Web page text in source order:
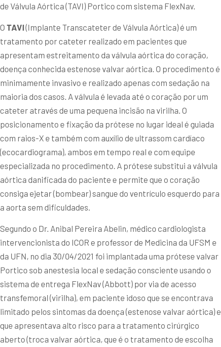
de Válvula Aórtica (TAVI) Portico com sistema FlexNav.
O TAVI(Implante Transcateter de Válvula Aórtica) é um
tratamento por cateter realizado em pacientes que
apresentam estreitamento da válvula aórtica do coração,
doença conhecida estenose valvar aórtica. O procedimento é
minimamente invasivo e realizado apenas com sedação na
maioria dos casos. A válvula é levada até o coração por um
cateter através de uma pequena incisão na virilha. O
posicionamento e fixação da prótese no lugar ideal é guiada
com raios-X e também com auxílio de ultrassom cardíaco
(ecocardiograma), ambos em tempo real e com equipe
especializada no procedimento. A prótese substitui a válvula
aórtica danificada do paciente e permite que o coração
consiga ejetar (bombear) sangue do ventrículo esquerdo para
a aorta sem dificuldades.
Segundo o Dr. Anibal Pereira Abelin, médico cardiologista
intervencionista do ICOR e professor de Medicina da UFSM e
da UFN, no dia 30/04/2021 foi implantada uma prótese valvar
Portico sob anestesia local e sedação consciente usando o
sistema de entrega FlexNav (Abbott) por via de acesso
transfemoral (virilha), em paciente idoso que se encontrava
limitado pelos sintomas da doença (estenose valvar aórtica) e
que apresentava alto risco para a tratamento cirúrgico
aberto (troca valvar aórtica, que é o tratamento de escolha